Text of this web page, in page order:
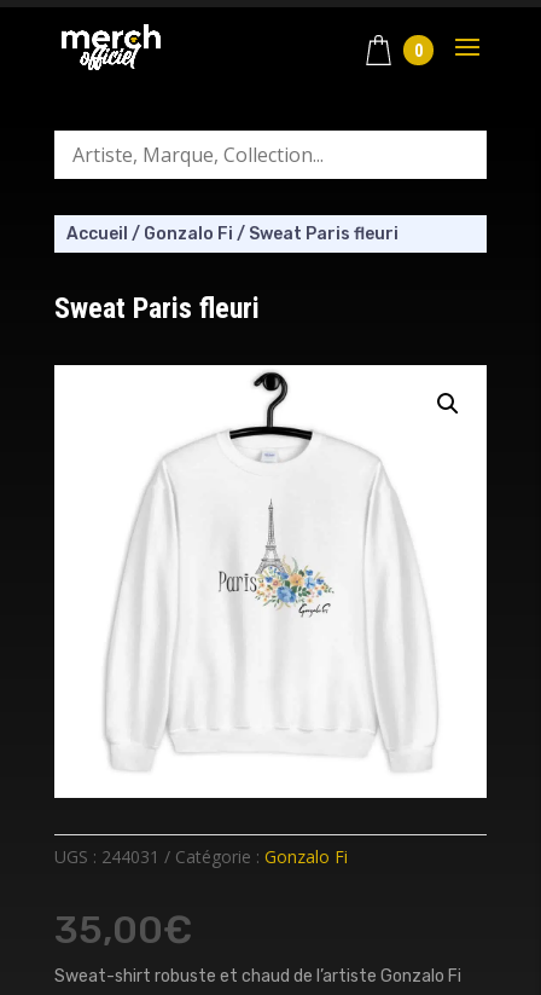
0
Accueil / Gonzalo Fi / Sweat Paris fleuri
Sweat Paris fleuri
UGS : 244031 Catégorie : Gonzalo Fi
35,00€
Sweat-shirt robuste et chaud de l’artiste Gonzalo Fi